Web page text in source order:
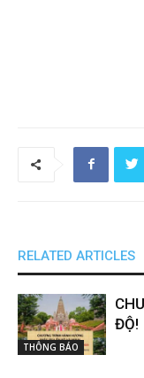
RELATED ARTICLES
THÔNG BÁO
ĐỘ!